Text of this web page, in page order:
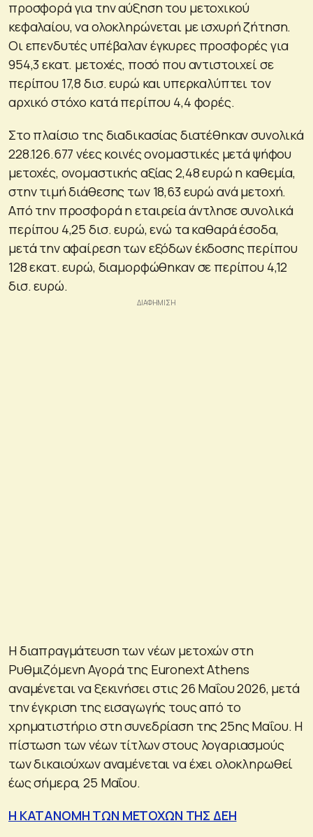
προσφορά για την αύξηση του μετοχικού
κεφαλαίου, να ολοκληρώνεται με ισχυρή ζήτηση.
Οι επενδυτές υπέβαλαν έγκυρες προσφορές για
954,3 εκατ. μετοχές, ποσό που αντιστοιχεί σε
περίπου 17,8 δισ. ευρώ και υπερκαλύπτει τον
αρχικό στόχο κατά περίπου 4,4 φορές.
Στο πλαίσιο της διαδικασίας διατέθηκαν συνολικά
228.126.677 νέες κοινές ονομαστικές μετά ψήφου
μετοχές, ονομαστικής αξίας 2,48 ευρώ η καθεμία,
στην τιμή διάθεσης των 18,63 ευρώ ανά μετοχή.
Από την προσφορά η εταιρεία άντλησε συνολικά
περίπου 4,25 δισ. ευρώ, ενώ τα καθαρά έσοδα,
μετά την αφαίρεση των εξόδων έκδοσης περίπου
128 εκατ. ευρώ, διαμορφώθηκαν σε περίπου 4,12
δισ. ευρώ.
Η διαπραγμάτευση των νέων μετοχών στη
Ρυθμιζόμενη Αγορά της Euronext Athens
αναμένεται να ξεκινήσει στις 26 Μαΐου 2026, μετά
την έγκριση της εισαγωγής τους από το
χρηματιστήριο στη συνεδρίαση της 25ης Μαΐου. Η
πίστωση των νέων τίτλων στους λογαριασμούς
των δικαιούχων αναμένεται να έχει ολοκληρωθεί
έως σήμερα, 25 Μαΐου.
Η ΚΑΤΑΝΟΜΗ ΤΩΝ ΜΕΤΟΧΩΝ ΤΗΣ ΔΕΗ